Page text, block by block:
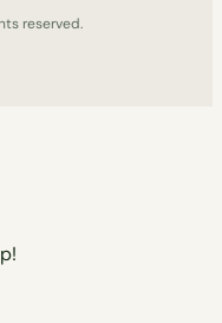
reserved.